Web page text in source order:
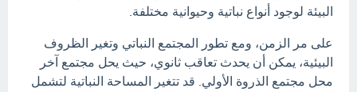
البيئة لوجود أنواع نباتية وحيوانية مختلفة.
على مر الزمن، ومع تطور المجتمع النباتي وتغير الظروف
البيئية، يمكن أن يحدث تعاقب ثانوي، حيث يحل مجتمع آخر
محل مجتمع الذروة الأولي. قد تتغير المساحة النباتية لتشمل